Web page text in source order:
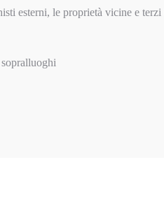
esterni, le proprietà vicine e terzi